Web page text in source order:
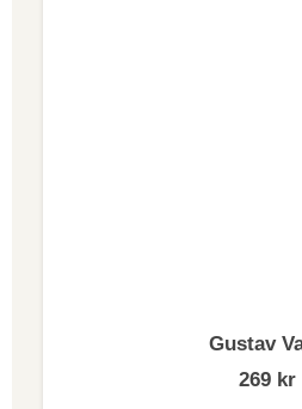
Gustav
269 kr